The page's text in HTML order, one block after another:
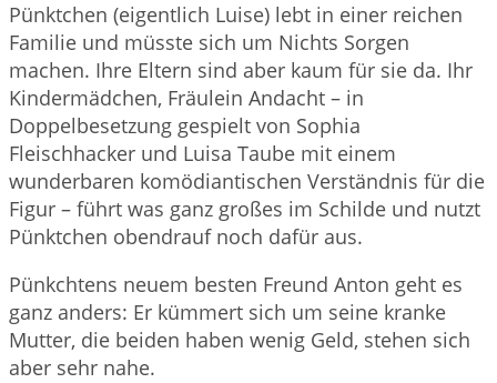
Pünktchen (eigentlich Luise) lebt in einer reichen
Familie und müsste sich um Nichts Sorgen
machen. Ihre Eltern sind aber kaum für sie da. Ihr
Kindermädchen, Fräulein Andacht – in
Doppelbesetzung gespielt von Sophia
Fleischhacker und Luisa Taube mit einem
wunderbaren komödiantischen Verständnis für die
Figur – führt was ganz großes im Schilde und nutzt
Pünktchen obendrauf noch dafür aus.
Pünkchtens neuem besten Freund Anton geht es
ganz anders: Er kümmert sich um seine kranke
Mutter, die beiden haben wenig Geld, stehen sich
aber sehr nahe.